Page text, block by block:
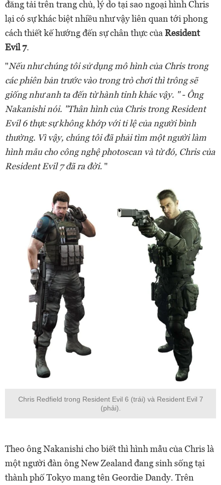
đăng tải trên trang chủ, lý do tại sao ngoại hình Chris
lại có sự khác biệt nhiều như vậy liên quan tới phong
cách thiết kế hướng đến sự chân thực của Resident
Evil 7.
"Nếu như chúng tôi sử dụng mô hình của Chris trong
các phiên bản trước vào trong trò chơi thì trông sẽ
giống như anh ta đến từ hành tinh khác vậy. " - Ông
Nakanishi nói. "Thân hình của Chris trong Resident
Evil 6 thực sự không khớp với tỉ lệ của người bình
thường. Vì vậy, chúng tôi đã phải tìm một người làm
hình mẫu cho công nghệ photoscan và từ đó, Chris của
Resident Evil 7 đã ra đời. "
Chris Redfield trong Resident Evil 6 (trái) và Resident Evil 7
(phải).
Theo ông Nakanishi cho biết thì hình mẫu của Chris là
một người đàn ông New Zealand đang sinh sống tại
thành phố Tokyo mang tên Geordie Dandy. Trên